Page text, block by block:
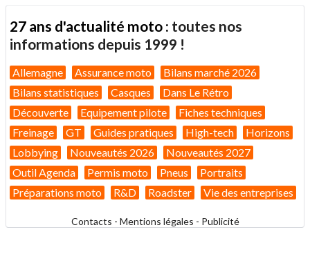
27 ans d'actualité moto : toutes nos
informations depuis 1999 !
Allemagne Assurance moto
Bilans marché 2026
Bilans statistiques
Casques
Dans Le Rétro
Découverte
Equipement pilote
Fiches techniques
Freinage
GT Guides pratiques High-tech
Horizons
Lobbying
Nouveautés 2026
Nouveautés 2027
Outil Agenda
Permis moto Pneus
Portraits
Préparations moto
R&D Roadster Vie des entreprises
Contacts - Mentions légales - Publicité